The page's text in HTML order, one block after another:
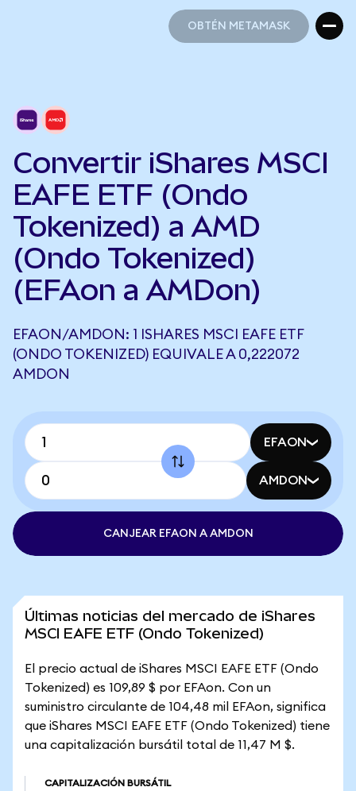
OBTÉN METAMASK
Convertir iShares MSCI
EAFE ETF (Ondo
Tokenized) a AMD
(Ondo Tokenized)
(EFAon a AMDon)
EFAON/AMDON: 1 ISHARES MSCI EAFE ETF
(ONDO TOKENIZED) EQUIVALE A 0,222072
AMDON
EFAON
AMDON
CANJEAR EFAON A AMDON
Últimas noticias del mercado de iShares
MSCI EAFE ETF (Ondo Tokenized)
El precio actual de iShares MSCI EAFE ETF (Ondo
Tokenized) es 109,89 $ por EFAon. Con un
suministro circulante de 104,48 mil EFAon, significa
que iShares MSCI EAFE ETF (Ondo Tokenized) tiene
una capitalización bursátil total de 11,47 M $.
CAPITALIZACIÓN BURSÁTIL